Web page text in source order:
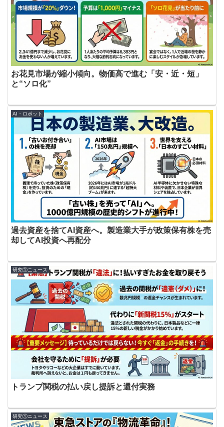
お花見市場が縮小傾向。物価高で進む「安・近・短」
と“ソロ化”
AI・ロボット
過去資産を捨てAI資産へ。製造業大手が政策保有株を売
却してAI投資へ再配分
研究①ニュース
トランプ関税の払い戻し提訴と還付実務
研究①ニュース